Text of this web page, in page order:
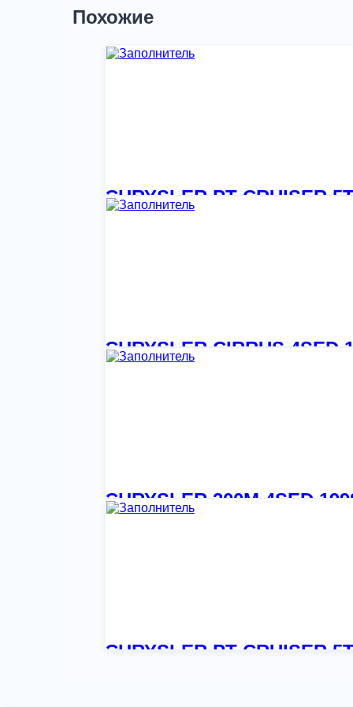
Похожие
CHRYSLER PT CRUISER
CHRYSLER CIRRUS 4SED
CHRYSLER 300M 4SED
CHRYSLER PT CRUISER